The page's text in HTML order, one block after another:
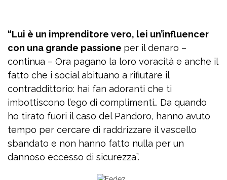
“Lui è un imprenditore vero, lei un’influencer
con una grande passione per il denaro –
continua – Ora pagano la loro voracità e anche il
fatto che i social abituano a rifiutare il
contraddittorio: hai fan adoranti che ti
imbottiscono l’ego di complimenti… Da quando
ho tirato fuori il caso del Pandoro, hanno avuto
tempo per cercare di raddrizzare il vascello
sbandato e non hanno fatto nulla per un
dannoso eccesso di sicurezza”.